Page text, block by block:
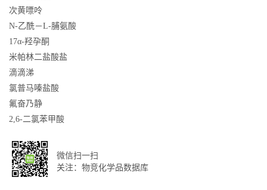
次黄嘌呤
N-乙酰－L-脯氨酸
17α-羟孕酮
米帕林二盐酸盐
滴滴涕
氯普马嗪盐酸
氟奋乃静
2,6-二氯苯甲酸
微信扫一扫
关注：物竞化学品数据库